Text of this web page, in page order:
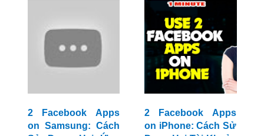
Khi Sử Dụng Ứng
Dụng Facebook
Apps - Khám Phá
Các Ứng Dụng Nổi
Bật Năm 2017